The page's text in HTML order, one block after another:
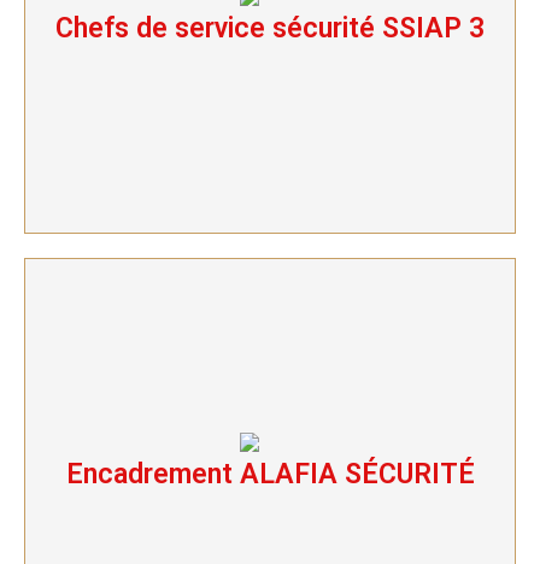
Chefs de service sécurité SSIAP 3
Chefs de service sécurité SSIAP 3
Encadrement ALAFIA SÉCURITÉ
Encadrement ALAFIA SÉCURITÉ